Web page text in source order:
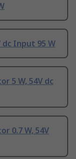
dc Input 95 W
5 W, 54V dc
0.7 W, 54V